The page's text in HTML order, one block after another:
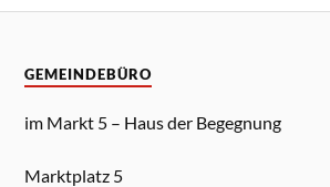
GEMEINDEBÜRO
im Markt 5 – Haus der Begegnung
Marktplatz 5